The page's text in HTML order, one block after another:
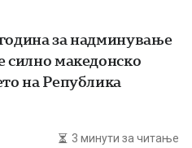
за надминување
силно македонско
на Република
3 минути за читање